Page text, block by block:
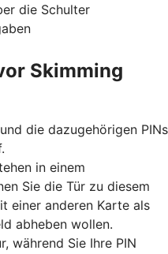
die Schulter
Skimming
die dazugehörigen PINs
in einem
Sie die Tür zu diesem
einer anderen Karte als
abheben wollen.
während Sie Ihre PIN